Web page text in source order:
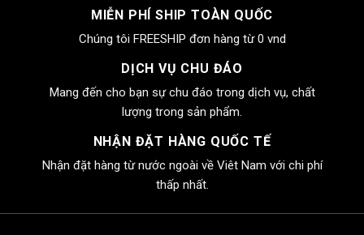
MIỄN PHÍ SHIP TOÀN QUỐC
Chúng tôi FREESHIP đơn hàng từ 0 vnd
DỊCH VỤ CHU ĐÁO
Mang đến cho bạn sự chu đáo trong dịch vụ, chất
lượng trong sản phẩm.
NHẬN ĐẶT HÀNG QUỐC TẾ
Nhận đặt hàng từ nước ngoài về Viêt Nam với chi phí
thấp nhất.